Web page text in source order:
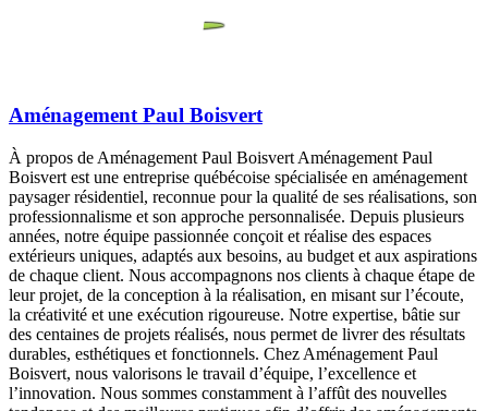
Aménagement Paul Boisvert
À propos de Aménagement Paul Boisvert Aménagement Paul
Boisvert est une entreprise québécoise spécialisée en aménagement
paysager résidentiel, reconnue pour la qualité de ses réalisations, son
professionnalisme et son approche personnalisée. Depuis plusieurs
années, notre équipe passionnée conçoit et réalise des espaces
extérieurs uniques, adaptés aux besoins, au budget et aux aspirations
de chaque client. Nous accompagnons nos clients à chaque étape de
leur projet, de la conception à la réalisation, en misant sur l’écoute,
la créativité et une exécution rigoureuse. Notre expertise, bâtie sur
des centaines de projets réalisés, nous permet de livrer des résultats
durables, esthétiques et fonctionnels. Chez Aménagement Paul
Boisvert, nous valorisons le travail d’équipe, l’excellence et
l’innovation. Nous sommes constamment à l’affût des nouvelles